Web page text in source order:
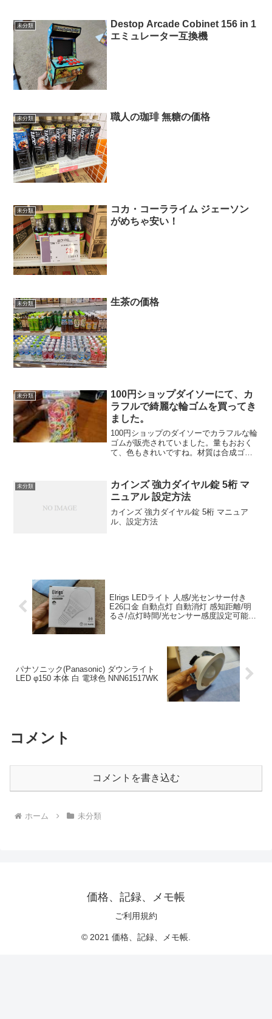
未分類
Destop Arcade Cobinet 156 in 1
エミュレーター互換機
未分類 職人の珈琲 無糖の価格
未分類
コカ・コーラライム ジェーソン
がめちゃ安い！
未分類 生茶の価格
未分類
100円ショップダイソーにて、カ
ラフルで綺麗な輪ゴムを買ってき
ました。
100円ショップのダイソーでカラフルな輪
ゴムが販売されていました。量もおおく
て、色もきれいですね。材質は合成ゴム
未分類
カインズ 強力ダイヤル錠 5桁 マ
ニュアル 設定方法
カインズ 強力ダイヤル錠 5桁 マニュア
ル、設定方法
Elrigs LEDライト 人感/光センサー付き
E26口金 自動点灯 自動消灯 感知距離/明
るさ/点灯時間/光センサー感度設定可能
パナソニック(Panasonic) ダウンライト
LED φ150 本体 白 電球色 NNN61517WK
コメント
コメントを書き込む
ホーム 未分類
価格、記録、メモ帳
ご利用規約
© 2021 価格、記録、メモ帳.